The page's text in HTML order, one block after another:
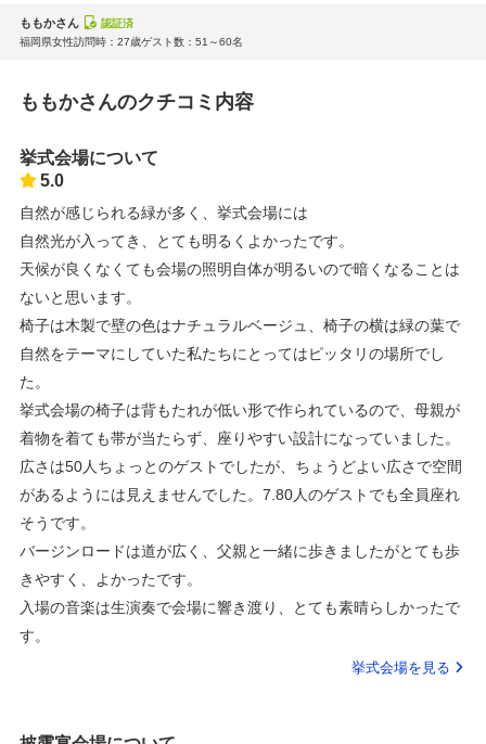
ももかさん
認証済
福岡県女性訪問時：27歳ゲスト数：51～60名
ももかさんのクチコミ内容
挙式会場について
5.0
自然が感じられる緑が多く、挙式会場には
自然光が入ってき、とても明るくよかったです。
天候が良くなくても会場の照明自体が明るいので暗くなることは
ないと思います。
椅子は木製で壁の色はナチュラルベージュ、椅子の横は緑の葉で
自然をテーマにしていた私たちにとってはピッタリの場所でし
た。
挙式会場の椅子は背もたれが低い形で作られているので、母親が
着物を着ても帯が当たらず、座りやすい設計になっていました。
広さは50人ちょっとのゲストでしたが、ちょうどよい広さで空間
があるようには見えませんでした。7.80人のゲストでも全員座れ
そうです。
バージンロードは道が広く、父親と一緒に歩きましたがとても歩
きやすく、よかったです。
入場の音楽は生演奏で会場に響き渡り、とても素晴らしかったで
す。
挙式会場を見る